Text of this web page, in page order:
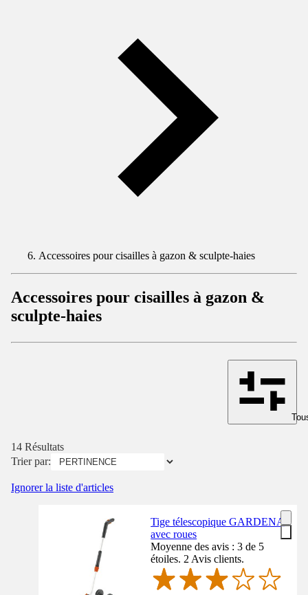
Accessoires pour cisailles à gazon & sculpte-haies
Accessoires pour cisailles à gazon &
sculpte-haies
14 Résultats
Trier par:
Ignorer la liste d'articles
Tige télescopique GARDENA
avec roues
Moyenne des avis : 3 de 5
étoiles. 2 Avis clients.